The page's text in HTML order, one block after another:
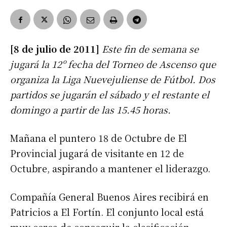
[8 de julio de 2011] Este fin de semana se
jugará la 12º fecha del Torneo de Ascenso que
organiza la Liga Nuevejuliense de Fútbol. Dos
partidos se jugarán el sábado y el restante el
domingo a partir de las 15.45 horas.
Mañana el puntero 18 de Octubre de El
Provincial jugará de visitante en 12 de
Octubre, aspirando a mantener el liderazgo.
Compañía General Buenos Aires recibirá en
Patricios a El Fortín. El conjunto local está